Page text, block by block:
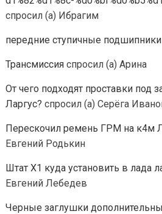
спросил (а) Ибрагим
передние ступичные подшипники
Трансмиссияспросил (а) Арина
От чего подходят проставки под
Ларгус? спросил (а) Серёга
Перескочил ремень ГРМ на к4м
Евгений Родькин
Штат Х1 куда установить в лада
Евгений Лебедев
Черные заглушки